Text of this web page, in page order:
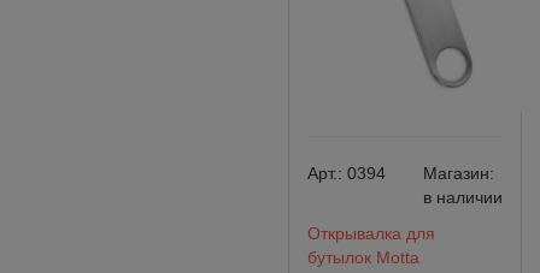
Арт.: 0394
Магазин:
в наличии
Открывалка для
бутылок Motta